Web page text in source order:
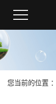
您当前的位置 ：